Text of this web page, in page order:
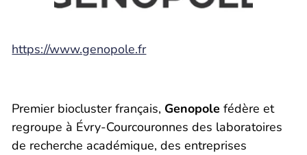
https://www.genopole.fr
Premier biocluster français, Genopolefédère et
regroupe à Évry-Courcouronnes des laboratoires
de recherche académique, des entreprises